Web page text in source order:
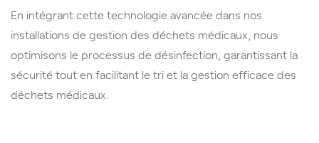
En intégrant cette technologie avancée dans nos
installations de gestion des déchets médicaux, nous
optimisons le processus de désinfection, garantissant la
sécurité tout en facilitant le tri et la gestion efficace des
déchets médicaux.